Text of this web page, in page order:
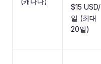
$15 USD/
일 (최대
20일)